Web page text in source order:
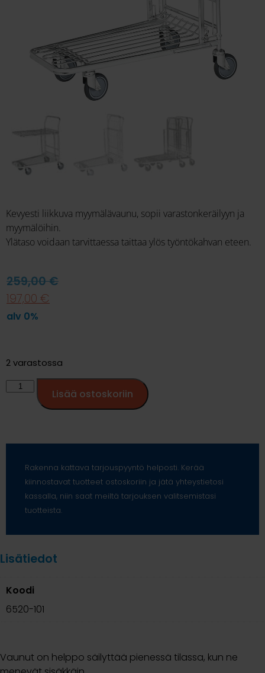
Kevyesti liikkuva myymälävaunu, sopii varastonkeräilyyn ja
myymälöihin.
Ylätaso voidaan tarvittaessa taittaa ylös työntökahvan eteen.
259,00€
197,00 €
alv 0%
2 varastossa
Lisää ostoskoriin
Rakenna kattava tarjouspyyntö helposti. Kerää
kiinnostavat tuotteet ostoskoriin ja jätä yhteystietosi
kassalla, niin saat meiltä tarjouksen valitsemistasi
tuotteista.
Lisätiedot
Koodi
6520-101
Vaunut on helppo säilyttää pienessä tilassa, kun ne